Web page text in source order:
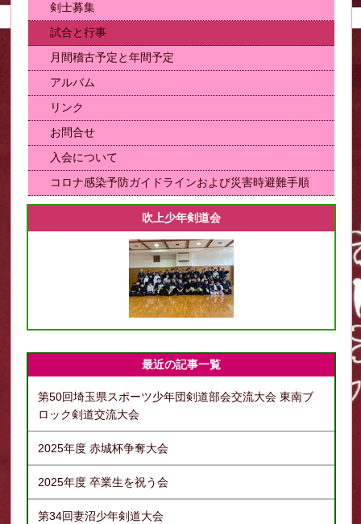
剣士募集
試合と行事
月間稽古予定と年間予定
アルバム
リンク
お問合せ
入会について
コロナ感染予防ガイドラインおよび災害時避難手順
吹上少年剣道会
最近の記事一覧
第50回埼玉県スポーツ少年団剣道部会交流大会 東南ブ
ロック剣道交流大会
2025年度 赤城杯争奪大会
2025年度 卒業生を祝う会
第34回妻沼少年剣道大会